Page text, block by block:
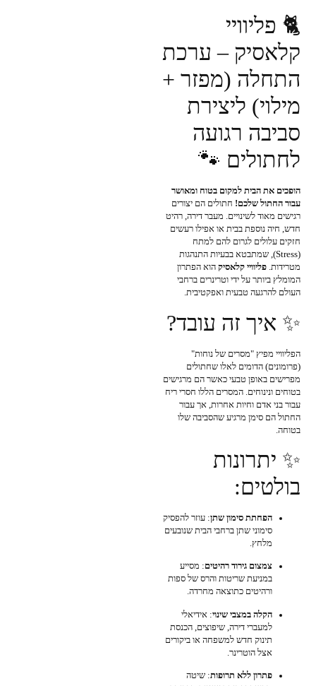
🐈 פליוויי
קלאסיק – ערכת
התחלה (מפזר +
מילוי) ליצירת
סביבה רגועה
לחתולים 🐾
הופכים את הבית למקום בטוח ומאושר
עבור החתול שלכם! חתולים הם יצורים
רגישים מאוד לשינויים. מעבר דירה, רהיט
חדש, חיה נוספת בבית או אפילו רעשים
חזקים עלולים לגרום להם למתח
(Stress), שמתבטא בבעיות התנהגות
מטרידות.פליוויי קלאסיק הוא הפתרון
המומלץ ביותר על ידי וטרינרים ברחבי
העולם להרגעה טבעית ואפקטיבית.
✨ איך זה עובד?
הפליוויי מפיץ "מסרים של נוחות"
(פרומונים) הדומים לאלו שחתולים
מפרישים באופן טבעי כאשר הם מרגישים
בטוחים ונינוחים. המסרים הללו חסרי ריח
עבור בני אדם וחיות אחרות, אך עבור
החתול הם סימן מרגיע שהסביבה שלו
בטוחה.
✨ יתרונות
בולטים:
הפחתת סימון שתן: עוזר להפסיק
סימוני שתן ברחבי הבית שנובעים
מלחץ.
צמצום גירוד רהיטים: מסייע
במניעת שריטות והרס של ספות
ורהיטים כתוצאה מחרדה.
הקלה במצבי שינוי: אידיאלי
למעברי דירה, שיפוצים, הכנסת
תינוק חדש למשפחה או ביקורים
אצל הוטרינר.
פתרון ללא תרופות: שיטה